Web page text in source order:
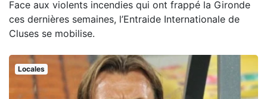
Face aux violents incendies qui ont frappé la Gironde
ces dernières semaines, l’Entraide Internationale de
Cluses se mobilise.
Locales